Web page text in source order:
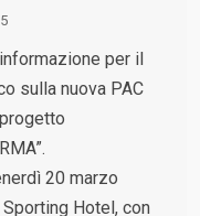
per il
sulla nuova PAC
20 marzo
Hotel, con